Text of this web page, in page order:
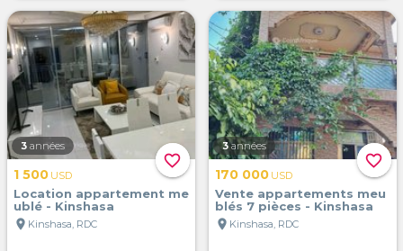
favorite_border
3 années
1 500 USD
Location appartement me
ublé - Kinshasa
location_on Kinshasa, RDC
favorite_border
3 années
170 000 USD
Vente appartements meu
blés 7 pièces - Kinshasa
location_on Kinshasa, RDC